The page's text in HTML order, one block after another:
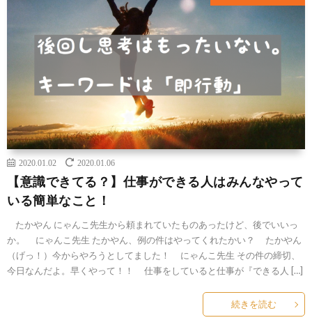
2020.01.02 2020.01.06
【意識できてる？】仕事ができる人はみんなやって
いる簡単なこと！
たかやん にゃんこ先生から頼まれていたものあったけど、後でいいっ
か。 にゃんこ先生 たかやん、例の件はやってくれたかい？ たかやん
（げっ！）今からやろうとしてました！ にゃんこ先生 その件の締切、
今日なんだよ。早くやって！！ 仕事をしていると仕事が『できる人 […]
続きを読む